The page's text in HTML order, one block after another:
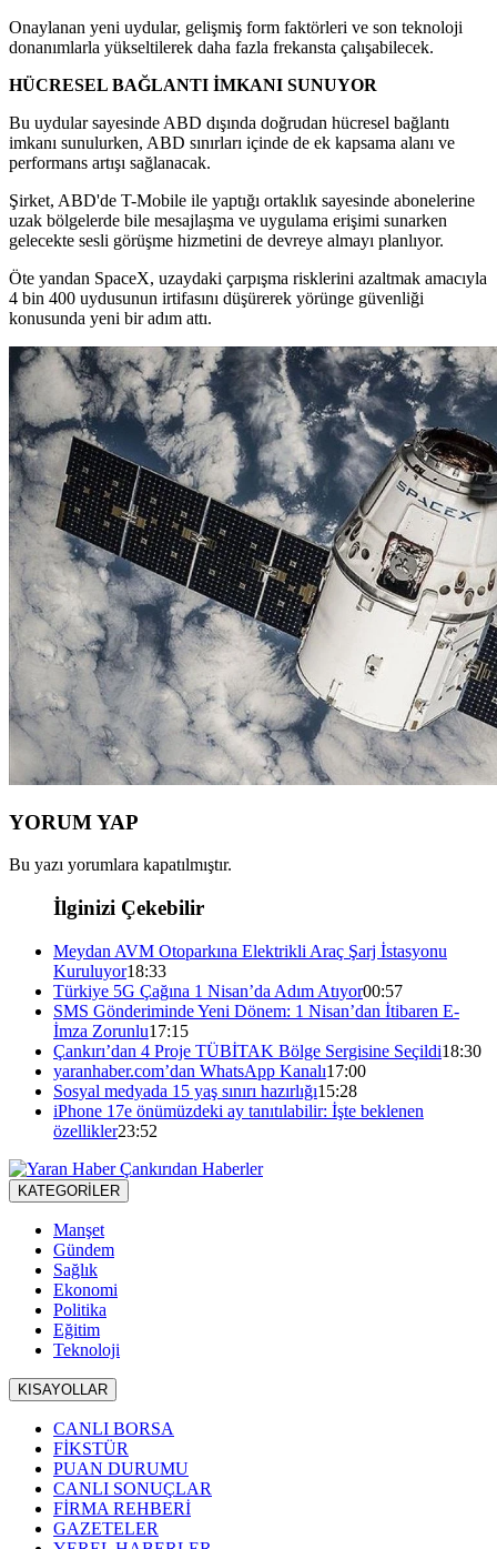
Onaylanan yeni uydular, gelişmiş form faktörleri ve son teknoloji
donanımlarla yükseltilerek daha fazla frekansta çalışabilecek.
HÜCRESEL BAĞLANTI İMKANI SUNUYOR
Bu uydular sayesinde ABD dışında doğrudan hücresel bağlantı
imkanı sunulurken, ABD sınırları içinde de ek kapsama alanı ve
performans artışı sağlanacak.
Şirket, ABD'de T-Mobile ile yaptığı ortaklık sayesinde abonelerine
uzak bölgelerde bile mesajlaşma ve uygulama erişimi sunarken
gelecekte sesli görüşme hizmetini de devreye almayı planlıyor.
Öte yandan SpaceX, uzaydaki çarpışma risklerini azaltmak amacıyla
4 bin 400 uydusunun irtifasını düşürerek yörünge güvenliği
konusunda yeni bir adım attı.
YORUM YAP
Bu yazı yorumlara kapatılmıştır.
İlginizi Çekebilir
Meydan AVM Otoparkına Elektrikli Araç Şarj İstasyonu
Kuruluyor18:33
Türkiye 5G Çağına 1 Nisan’da Adım Atıyor00:57
SMS Gönderiminde Yeni Dönem: 1 Nisan’dan İtibaren E-
İmza Zorunlu17:15
Çankırı’dan 4 Proje TÜBİTAK Bölge Sergisine Seçildi18:30
yaranhaber.com’dan WhatsApp Kanalı17:00
Sosyal medyada 15 yaş sınırı hazırlığı15:28
iPhone 17e önümüzdeki ay tanıtılabilir: İşte beklenen
özellikler23:52
KATEGORİLER
Manşet
Gündem
Sağlık
Ekonomi
Politika
Eğitim
Teknoloji
KISAYOLLAR
CANLI BORSA
FİKSTÜR
PUAN DURUMU
CANLI SONUÇLAR
FİRMA REHBERİ
GAZETELER